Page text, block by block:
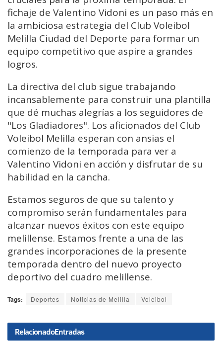
fichaje de Valentino Vidoni es un paso más en
la ambiciosa estrategia del Club Voleibol
Melilla Ciudad del Deporte para formar un
equipo competitivo que aspire a grandes
logros.
La directiva del club sigue trabajando
incansablemente para construir una plantilla
que dé muchas alegrías a los seguidores de
"Los Gladiadores". Los aficionados del Club
Voleibol Melilla esperan con ansias el
comienzo de la temporada para ver a
Valentino Vidoni en acción y disfrutar de su
habilidad en la cancha.
Estamos seguros de que su talento y
compromiso serán fundamentales para
alcanzar nuevos éxitos con este equipo
melillense. Estamos frente a una de las
grandes incorporaciones de la presente
temporada dentro del nuevo proyecto
deportivo del cuadro melillense.
Tags: Deportes Noticias de Melilla Voleibol
RelacionadoEntradas